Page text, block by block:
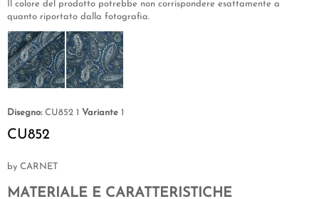
Il colore del prodotto potrebbe non corrispondere esattamente a
quanto riportato dalla fotografia.
Disegno: CU852 1 Variante 1
CU852
by CARNET
MATERIALE E CARATTERISTICHE